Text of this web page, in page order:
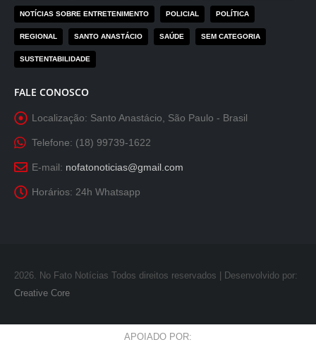
NOTÍCIAS SOBRE ENTRETENIMENTO POLICIAL POLÍTICA
REGIONAL SANTO ANASTÁCIO SAÚDE SEM CATEGORIA
SUSTENTABILIDADE
FALE CONOSCO
Localização: Santo Anastácio, São Paulo - Brasil
Telefone: (18) 99739-1622
E-mail: nofatonoticias@gmail.com
Horários: 24h Whatsapp
2026. No Fato Notícias Todos direitos reservados | Desenvolvido por:
Creative Core
APOIADO POR: